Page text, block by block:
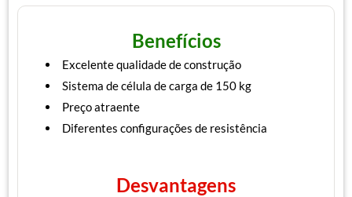
Benefícios
Excelente qualidade de construção
Sistema de célula de carga de 150 kg
Preço atraente
Diferentes configurações de resistência
Desvantagens